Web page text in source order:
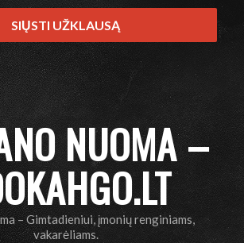
SIŲSTI UŽKLAUSĄ
NUOMA –
– Gimtadieniui, įmonių renginiams,
vakarėliams.